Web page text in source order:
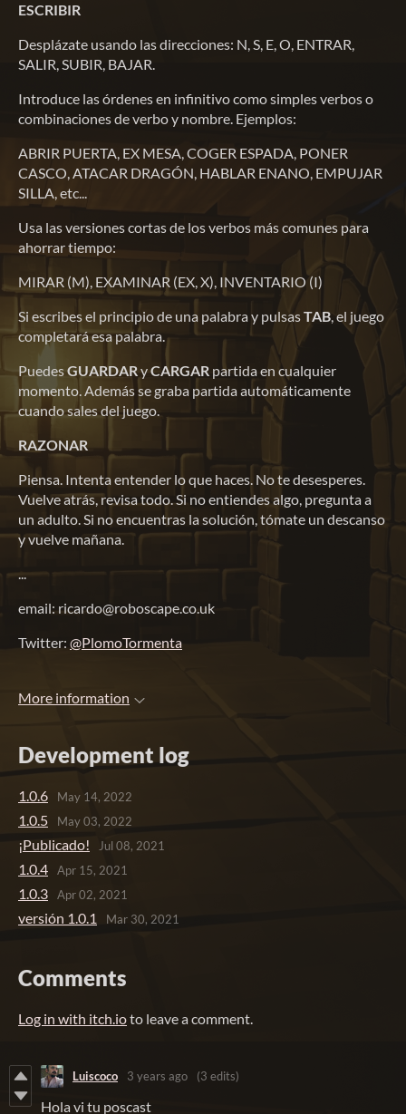
ESCRIBIR
Desplázate usando las direcciones: N, S, E, O, ENTRAR,
SALIR, SUBIR, BAJAR.
Introduce las órdenes en infinitivo como simples verbos o
combinaciones de verbo y nombre. Ejemplos:
ABRIR PUERTA, EX MESA, COGER ESPADA, PONER
CASCO, ATACAR DRAGÓN, HABLAR ENANO, EMPUJAR
SILLA, etc...
Usa las versiones cortas de los verbos más comunes para
ahorrar tiempo:
MIRAR (M), EXAMINAR (EX, X), INVENTARIO (I)
Si escribes el principio de una palabra y pulsasTAB, el juego
completará esa palabra.
PuedesGUARDARyCARGAR partida en cualquier
momento. Además se graba partida automáticamente
cuando sales del juego.
RAZONAR
Piensa. Intenta entender lo que haces. No te desesperes.
Vuelve atrás, revisa todo. Si no entiendes algo, pregunta a
un adulto. Si no encuentras la solución, tómate un descanso
y vuelve mañana.
...
email: ricardo@roboscape.co.uk
Twitter: @PlomoTormenta
More information
Development log
1.0.6 May 14, 2022
1.0.5 May 03, 2022
¡Publicado! Jul 08, 2021
1.0.4 Apr 15, 2021
1.0.3 Apr 02, 2021
versión 1.0.1 Mar 30, 2021
Comments
Log in with itch.ioto leave a comment.
Luiscoco 3 years ago (3 edits)
Hola vi tu poscast